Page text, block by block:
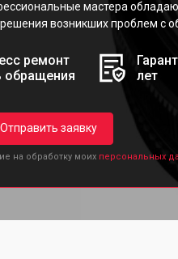
мастера
возникших проблем с
ремонт
обращения
лет
Отправить заявку
на обработку моих персональных